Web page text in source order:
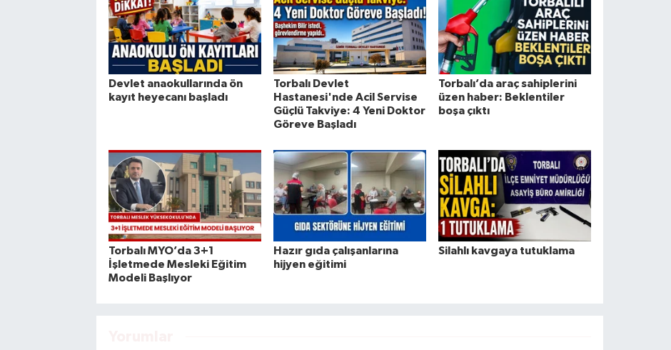
Devlet anaokullarında ön
kayıt heyecanı başladı
Torbalı Devlet
Hastanesi'nde Acil Servise
Güçlü Takviye: 4 Yeni Doktor
Göreve Başladı
Torbalı’da araç sahiplerini
üzen haber: Beklentiler
boşa çıktı
Torbalı MYO’da 3+1
İşletmede Mesleki Eğitim
Modeli Başlıyor
Hazır gıda çalışanlarına
hijyen eğitimi
Silahlı kavgaya tutuklama